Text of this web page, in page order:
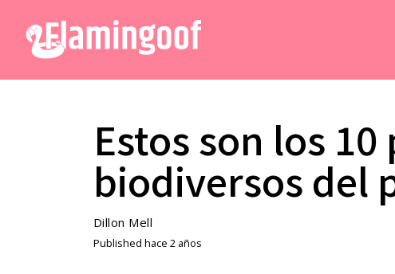
Estos son los
biodiversos del
Dillon Mell
Published hace 2 años